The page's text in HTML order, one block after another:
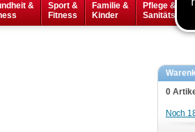
&
Sport &
Fitness
Familie &
Kinder
Pflege &
0
Noch